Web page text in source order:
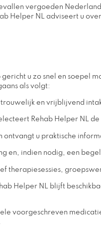
vergoeden
Helper NL adviseert u
u zo snel en soepel
als volgt:
en vrijblijvend
Rehab Helper NL
u praktische
en, indien nodig, een
therapiesessies,
Helper NL blijft
voorgeschreven